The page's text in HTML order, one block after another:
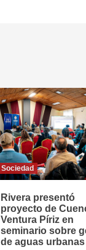
Sociedad
Rivera presentó
proyecto de
Ventura Píriz en
seminario sobre
de aguas urbanas